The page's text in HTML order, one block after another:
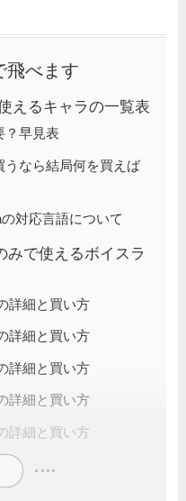
飛べます
えるキャラの一覧表
？早見表
うなら結局何を買えば
対応言語について
みで使えるボイスラ
詳細と買い方
詳細と買い方
詳細と買い方
詳細と買い方
詳細と買い方